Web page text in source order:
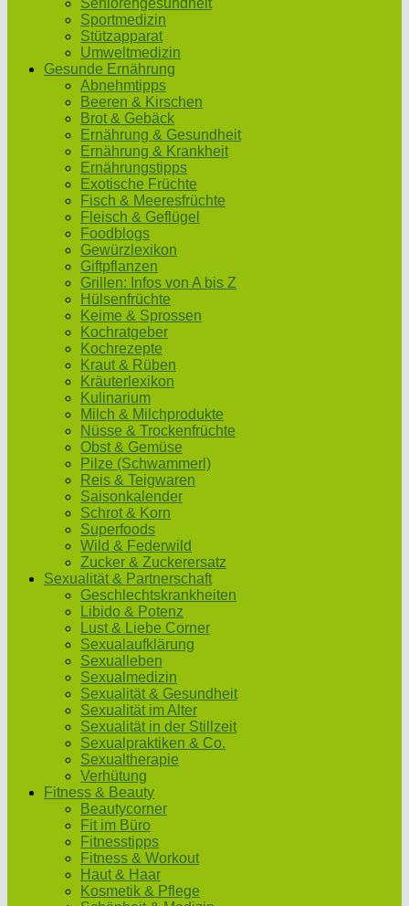
Seniorengesundheit
Sportmedizin
Stützapparat
Umweltmedizin
Gesunde Ernährung
Abnehmtipps
Beeren & Kirschen
Brot & Gebäck
Ernährung & Gesundheit
Ernährung & Krankheit
Ernährungstipps
Exotische Früchte
Fisch & Meeresfrüchte
Fleisch & Geflügel
Foodblogs
Gewürzlexikon
Giftpflanzen
Grillen: Infos von A bis Z
Hülsenfrüchte
Keime & Sprossen
Kochratgeber
Kochrezepte
Kraut & Rüben
Kräuterlexikon
Kulinarium
Milch & Milchprodukte
Nüsse & Trockenfrüchte
Obst & Gemüse
Pilze (Schwammerl)
Reis & Teigwaren
Saisonkalender
Schrot & Korn
Superfoods
Wild & Federwild
Zucker & Zuckerersatz
Sexualität & Partnerschaft
Geschlechtskrankheiten
Libido & Potenz
Lust & Liebe Corner
Sexualaufklärung
Sexualleben
Sexualmedizin
Sexualität & Gesundheit
Sexualität im Alter
Sexualität in der Stillzeit
Sexualpraktiken & Co.
Sexualtherapie
Verhütung
Fitness & Beauty
Beautycorner
Fit im Büro
Fitnesstipps
Fitness & Workout
Haut & Haar
Kosmetik & Pflege